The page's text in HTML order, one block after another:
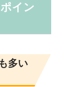
イン
多い